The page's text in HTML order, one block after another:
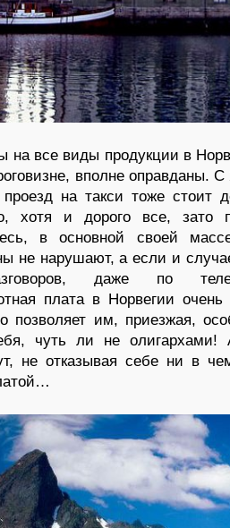
на все виды продукции в
вполне оправданы. С
проезд на такси тоже стоит
хотя и дорого все, зато
в основной своей
не нарушают, а если и
даже по
плата в Норвегии
позволяет им, приезжая,
чуть ли не
не отказывая себе ни в